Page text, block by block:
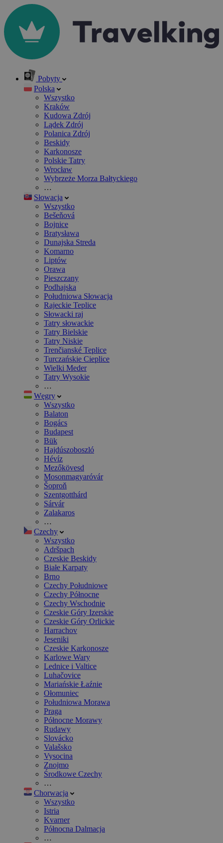
Pobyty
Polska
Wszystko
Kraków
Kudowa Zdrój
Lądek Zdrój
Polanica Zdrój
Beskidy
Karkonosze
Polskie Tatry
Wrocław
Wybrzeże Morza Bałtyckiego
…
Słowacja
Wszystko
Bešeňová
Bojnice
Bratysława
Dunajska Streda
Komarno
Liptów
Orawa
Pieszczany
Podhajska
Południowa Słowacja
Rajeckie Teplice
Słowacki raj
Tatry słowackie
Tatry Bielskie
Tatry Niskie
Trenčianské Teplice
Turczańskie Cieplice
Wielki Meder
Tatry Wysokie
…
Węgry
Wszystko
Balaton
Bogács
Budapest
Bük
Hajdúszoboszló
Hévíz
Mezőkövesd
Mosonmagyaróvár
Šoproň
Szentgotthárd
Sárvár
Zalakaros
…
Czechy
Wszystko
Adršpach
Czeskie Beskidy
Białe Karpaty
Brno
Czechy Południowe
Czechy Północne
Czechy Wschodnie
Czeskie Góry Izerskie
Czeskie Góry Orlickie
Harrachov
Jeseniki
Czeskie Karkonosze
Karlowe Wary
Lednice i Valtice
Luhačovice
Mariańskie Łaźnie
Ołomuniec
Południowa Morawa
Praga
Północne Morawy
Rudawy
Slovácko
Valašsko
Vysocina
Znojmo
Środkowe Czechy
…
Chorwacja
Wszystko
Istria
Kvarner
Północna Dalmacja
…